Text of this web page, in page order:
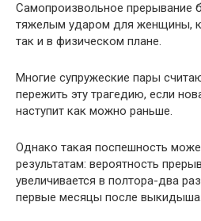
Самопроизвольное прерывание
тяжелым ударом для женщины,
так и в физическом плане.
Многие супружеские пары
пережить эту трагедию, если
наступит как можно раньше.
Однако такая поспешность
результатам: вероятность
увеличивается в полтора-два
первые месяцы после выкидыша.